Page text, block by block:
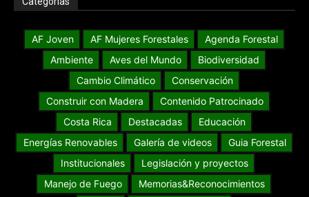
AF Joven AF Mujeres Forestales
Agenda Forestal
Ambiente
Aves del Mundo
Biodiversidad
Cambio Climático
Conservación
Construir con Madera
Contenido Patrocinado
Costa Rica
Destacadas
Educación
Energías Renovables
Galería de videos
Guia Forestal
Institucionales
Legislación y proyectos
Manejo de Fuego
Memorias&Reconocimientos